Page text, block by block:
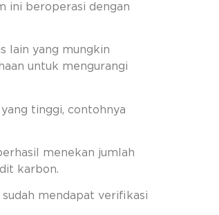
ini beroperasi dengan
lain yang mungkin
untuk mengurangi
tinggi, contohnya
menekan jumlah
karbon.
mendapat verifikasi